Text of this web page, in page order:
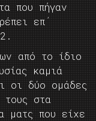
που πήγαν
επ΄
από το ίδιο
καμιά
οι δύο ομάδες
τους στα
ματς που είχε